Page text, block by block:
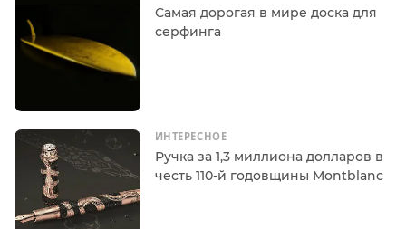
Самая дорогая в мире доска для
серфинга
ИНТЕРЕСНОЕ
Ручка за 1,3 миллиона долларов в
честь 110-й годовщины Montblanc